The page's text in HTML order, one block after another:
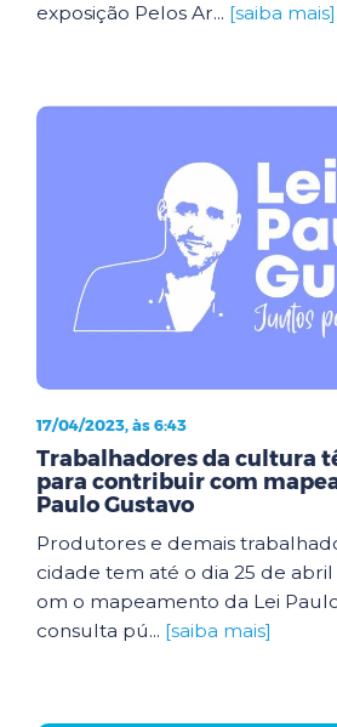
exposição Pelos Ar... [saiba mais]
17/04/2023, às 6:43
Trabalhadores da cultura
para contribuir com
Paulo Gustavo
Produtores e demais
cidade tem até o dia 25 de
om o mapeamento da Lei
consulta pú... [saiba mais]